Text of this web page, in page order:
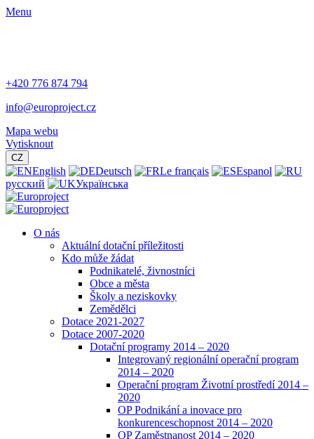
Menu
+420 776 874 794
info@europroject.cz
Mapa webu
Vytisknout
CZ
English Deutsch Le français
Espanol
русский
Українська
O nás
Aktuální dotační příležitosti
Kdo může žádat
Podnikatelé, živnostníci
Obce a města
Školy a neziskovky
Zemědělci
Dotace 2021-2027
Dotace 2007-2020
Dotační programy 2014 – 2020
Integrovaný regionální operační program
2014 – 2020
Operační program Životní prostředí 2014 –
2020
OP Podnikání a inovace pro
konkurenceschopnost 2014 – 2020
OP Zaměstnanost 2014 – 2020